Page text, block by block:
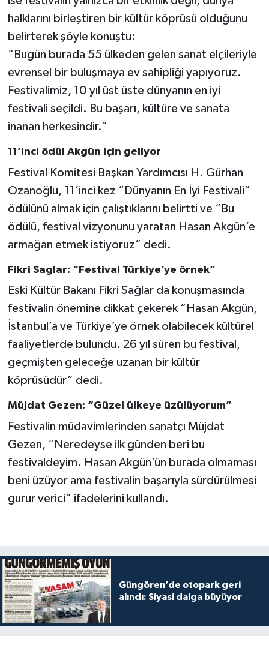
halklarını birleştiren bir kültür köprüsü olduğunu
belirterek şöyle konuştu:
“Bugün burada 55 ülkeden gelen sanat elçileriyle
evrensel bir buluşmaya ev sahipliği yapıyoruz.
Festivalimiz, 10 yıl üst üste dünyanın en iyi
festivali seçildi. Bu başarı, kültüre ve sanata
inanan herkesindir.”
11’inci ödül Akgün için geliyor
Festival Komitesi Başkan Yardımcısı H. Gürhan
Ozanoğlu, 11’inci kez “Dünyanın En İyi Festivali”
ödülünü almak için çalıştıklarını belirtti ve “Bu
ödülü, festival vizyonunu yaratan Hasan Akgün’e
armağan etmek istiyoruz” dedi.
Fikri Sağlar: “Festival Türkiye’ye örnek”
Eski Kültür Bakanı Fikri Sağlar da konuşmasında
festivalin önemine dikkat çekerek “Hasan Akgün,
İstanbul’a ve Türkiye’ye örnek olabilecek kültürel
faaliyetlerde bulundu. 26 yıl süren bu festival,
geçmişten geleceğe uzanan bir kültür
köprüsüdür” dedi.
Müjdat Gezen: “Güzel ülkeye üzülüyorum”
Festivalin müdavimlerinden sanatçı Müjdat
Gezen, “Neredeyse ilk günden beri bu
festivaldeyim. Hasan Akgün’ün burada olmaması
beni üzüyor ama festivalin başarıyla sürdürülmesi
gurur verici” ifadelerini kullandı.
Güngören’de otopark geri
alındı: Siyasi dalga büyüyor